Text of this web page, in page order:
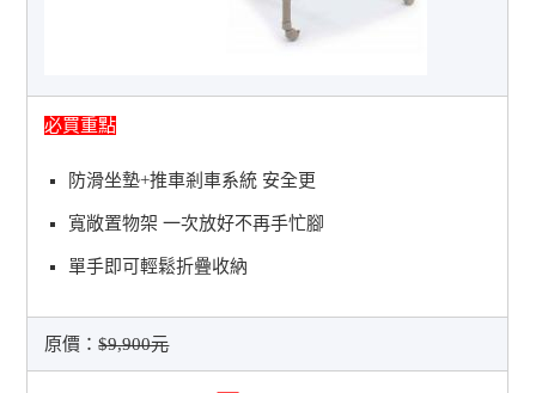
必買重點
防滑坐墊+推車剎車系統 安全更
寬敞置物架 一次放好不再手忙腳
單手即可輕鬆折疊收納
原價：$9,900元